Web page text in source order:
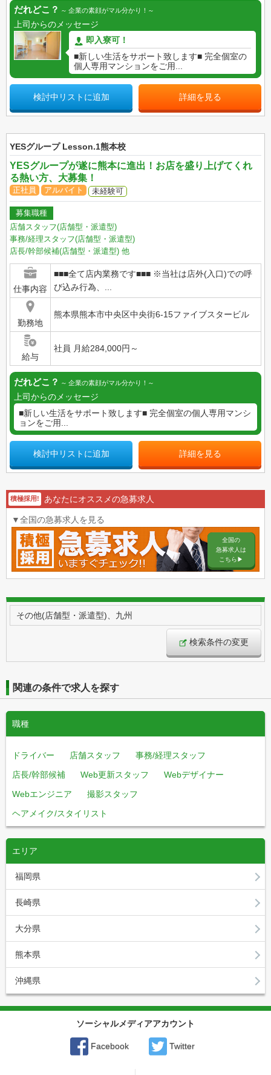
だれどこ？ 企業の素顔がマル分かり！
上司からのメッセージ
即入寮可！
■新しい生活をサポート致します■ 完全個室の
個人専用マンションをご用...
検討中リストに追加 詳細を見る
YESグループ Lesson.1熊本校
YESグループが遂に熊本に進出！お店を盛り上げてくれ
る熱い方、大募集！
正社員 アルバイト 未経験可
募集職種
店舗スタッフ(店舗型・派遣型)
事務/経理スタッフ(店舗型・派遣型)
店長/幹部候補(店舗型・派遣型) 他
仕事内容
■■■全て店内業務です■■■ ※当社は店外(入口)での呼
び込み行為、...
勤務地
熊本県熊本市中央区中央街6-15ファイブスタービル
給与
社員 月給284,000円～
だれどこ？ 企業の素顔がマル分かり！
上司からのメッセージ
■新しい生活をサポート致します■ 完全個室の個人専用マンシ
ョンをご用...
検討中リストに追加 詳細を見る
積極採用! あなたにオススメの急募求人
▼全国の急募求人を見る
全国の
急募求人は
こちら▶︎
その他(店舗型・派遣型)、九州
検索条件の変更
関連の条件で求人を探す
職種
ドライバー 店舗スタッフ
事務/経理スタッフ
店長/幹部候補
Web更新スタッフ
Webデザイナー
Webエンジニア
撮影スタッフ
ヘアメイク/スタイリスト
エリア
福岡県
長崎県
大分県
熊本県
沖縄県
ソーシャルメディアアカウント
Facebook Twitter